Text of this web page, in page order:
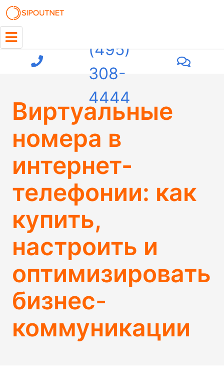
(495)
308-
4444
Виртуальные
номера в
интернет-
телефонии: как
купить,
настроить и
оптимизировать
бизнес-
коммуникации